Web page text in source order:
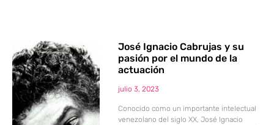
José Ignacio Cabrujas y su
pasión por el mundo de la
actuación
julio 3, 2023
Conocido como un importante intelectual
venezolano del siglo XX, José Ignacio